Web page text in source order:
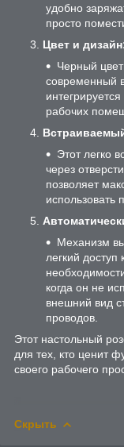
удобно
просто
Цвет и
Черный
современный
рабочих
Этот легко
через
позволяет
использовать
Механизм
легкий
когда он не
внешний вид
проводов.
Этот настольный
для тех, кто ценит
своего рабочего
Скрыть